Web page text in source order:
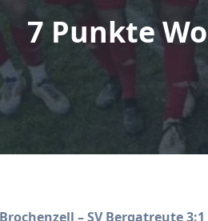
7 Punkte
– SV Bergatreute 3:1